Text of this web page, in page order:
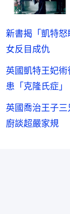
新書揭「凱特
女反目成仇
英國凱特王妃
患「克隆氏症」
英國喬治王子
廚談超嚴家規